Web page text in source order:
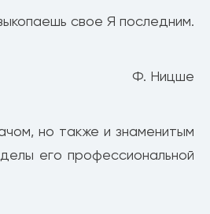
свое Я последним.
Ф. Ницше
но также и знаменитым
его профессиональной